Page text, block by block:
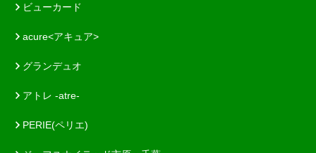
ビューカード
acure<アキュア>
グランデュオ
アトレ -atre-
PERIE(ペリエ)